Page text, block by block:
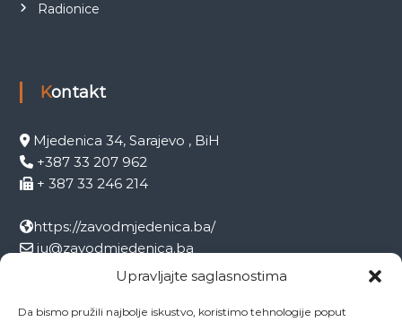
Upravljajte saglasnostima
Da bismo pružili najbolje iskustvo, koristimo tehnologije poput
Radionice
Kontakt
Mjedenica 34, Sarajevo , BiH
+387 33 207 962
+ 387 33 246 214
https://zavodmjedenica.ba/
ju@zavodmjedenica.ba
info@zamjed.edu.ba
Direktor: + 387 33 207 963